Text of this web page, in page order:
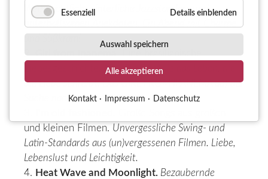
Essenziell Details einblenden
Auswahl speichern
Alle akzeptieren
Kontakt Impressum Datenschutz
Weihnachtlich-winterliche Jazzstandars und
unterhaltsamen Anekdoten. Ein Abend mit Charme
2.Girl from Ipanema.Eine brasilianische
Geschichten, die das Leben, die
die Liebe schreibt. Das GIRL FROM IPANEMA auf der
Suche nach einem SHY BOY."
und kleinen Filmen. Unvergessliche Swing- und
Latin-Standards aus (un)vergessenen Filmen. Liebe,
Lebenslust und Leichtigkeit.
4. Heat Wave and Moonlight. Bezaubernde